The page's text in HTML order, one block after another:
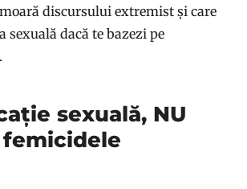
discursului extremist și care
sexuală dacă te bazezi pe
sexuală, NU